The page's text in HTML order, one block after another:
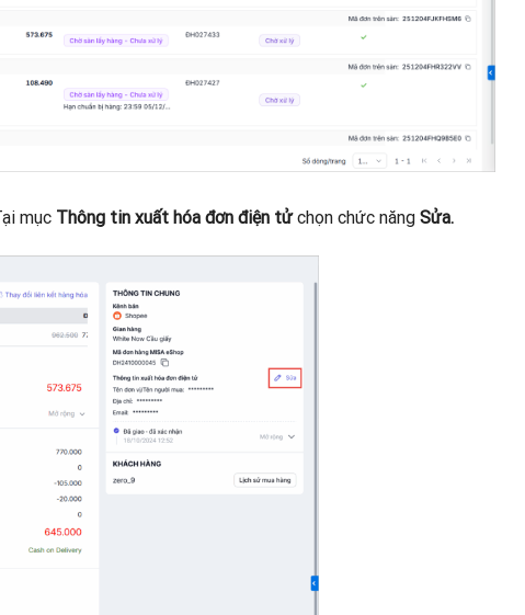
mục Thông tin xuất hóa đơn điện tửchọn chức năng Sửa.